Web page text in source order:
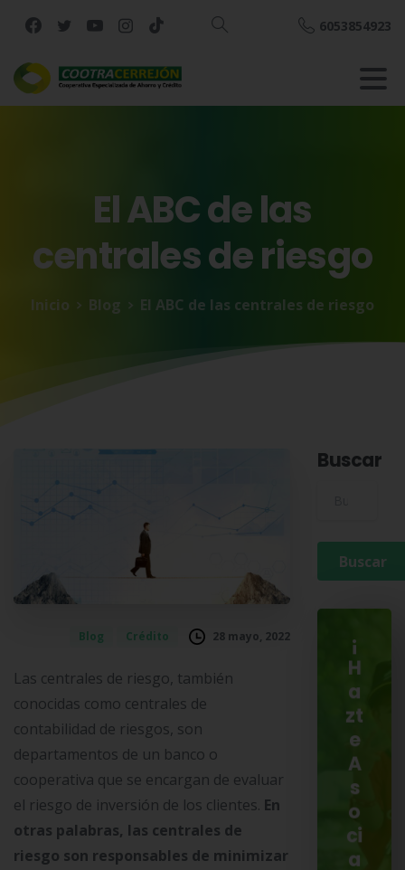
Buscar
6053854923
ElABCdelas
centralesderiesgo
Inicio Blog El ABC de las centrales de riesgo
Blog Crédito 28 mayo, 2022
Las centrales de riesgo, también
conocidas como centrales de
contabilidad de riesgos, son
departamentos de un banco o
cooperativa que se encargan de evaluar
el riesgo de inversión de los clientes. En
otras palabras, las centrales de
riesgo son responsables de minimizar
Buscar
¡
H
a
zt
e
A
s
o
ci
a